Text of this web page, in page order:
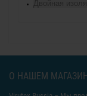
О НАШЕМ